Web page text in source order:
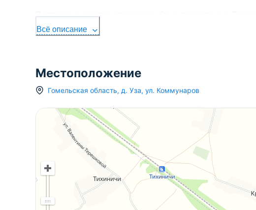
Подведено газовое отопление. Окна деревянные.
На участке имеется сарай из блоков ПГС.
Расстояние до Гомеля 18 км.Рядом железнодорожная
фельдшерско-акушерский пункт, детский сад,
Договор на оказание риэлтерских услуг №144/1 от
УНП 491323159 г. Гомель, ул. Крестьянская, 32-2,
Работаем с банковскими кредитами, консультации и
актуальная информация).
Всё описание
Местоположение
Гомельская область, д. Уза, ул. Коммунаров